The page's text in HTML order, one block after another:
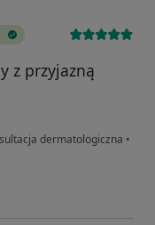
z przyjazną
dermatologiczna •